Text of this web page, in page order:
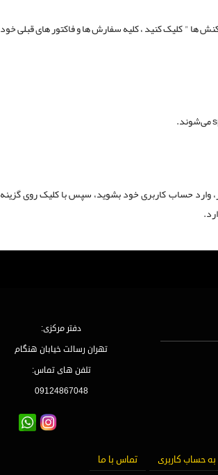
ها " کلیک کنید ، کلیه سفارش ها و فاکتور های قبلی خود
وارد حساب کاربری خود بشوید، سپس با کلیک روی گزینه
دفتر مرکزی:
تهران رسالت خیابان هنگام
تلفن های تماس:
09124867048
به حساب کاربری تماس با ما